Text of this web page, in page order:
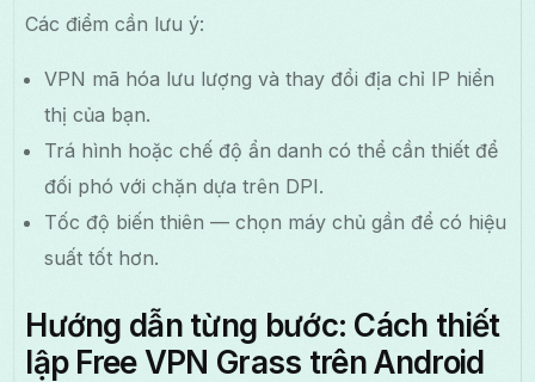
Các điểm cần lưu ý:
VPN mã hóa lưu lượng và thay đổi địa chỉ IP hiển
thị của bạn.
Trá hình hoặc chế độ ẩn danh có thể cần thiết để
đối phó với chặn dựa trên DPI.
Tốc độ biến thiên — chọn máy chủ gần để có hiệu
suất tốt hơn.
Hướng dẫn từng bước: Cách thiết
lập Free VPN Grass trên Android